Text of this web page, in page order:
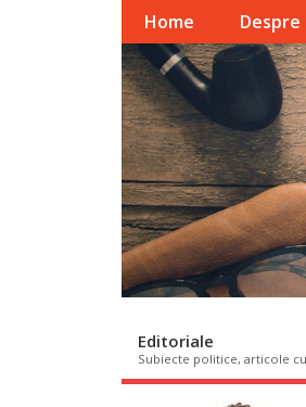
Home Despre
Editoriale
Subiecte politice, articole